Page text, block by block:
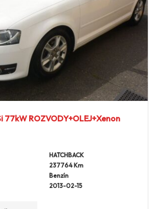
77kW ROZVODY+OLEJ+Xenon
HATCHBACK
237764 Km
Benzín
2013-02-15